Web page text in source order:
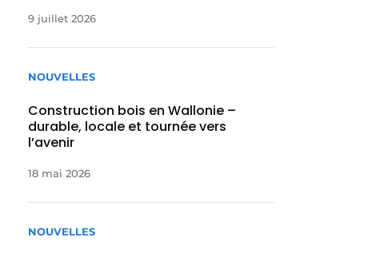
9 juillet 2026
NOUVELLES
Construction bois en Wallonie –
durable, locale et tournée vers
l’avenir
18 mai 2026
NOUVELLES